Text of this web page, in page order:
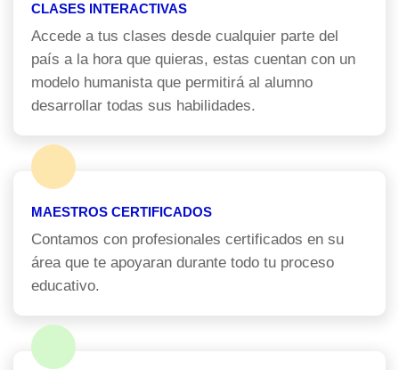
CLASES INTERACTIVAS
Accede a tus clases desde cualquier parte del
país a la hora que quieras, estas cuentan con un
modelo humanista que permitirá al alumno
desarrollar todas sus habilidades.
MAESTROS CERTIFICADOS
Contamos con profesionales certificados en su
área que te apoyaran durante todo tu proceso
educativo.